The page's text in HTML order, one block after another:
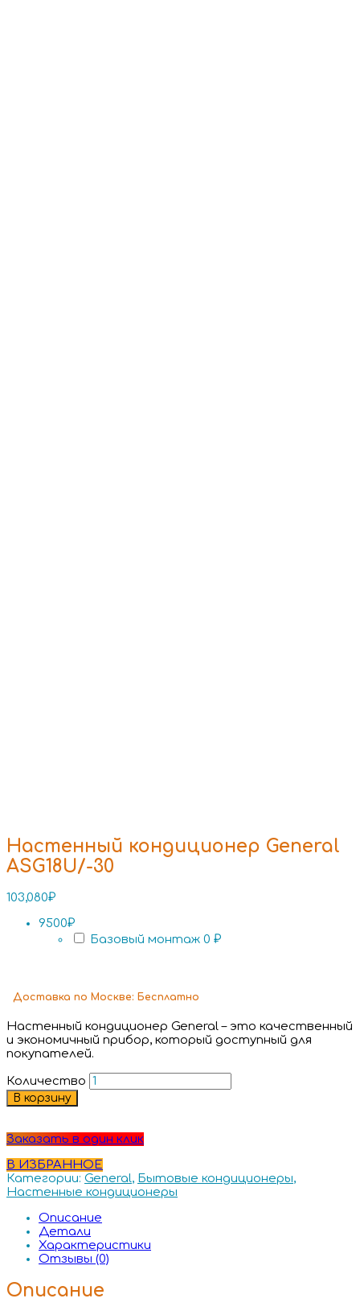
Настенный кондиционер General
ASG18U/-30
103,080₽
9500₽
Базовый монтаж 0 ₽
Доставка по Москве: Бесплатно
Настенный кондиционер General – это качественный
и экономичный прибор, который доступный для
покупателей.
Количество
В корзину
Заказать в один клик
В ИЗБРАННОЕ
Категории: General, Бытовые кондиционеры,
Настенные кондиционеры
Описание
Детали
Характеристики
Отзывы (0)
Описание